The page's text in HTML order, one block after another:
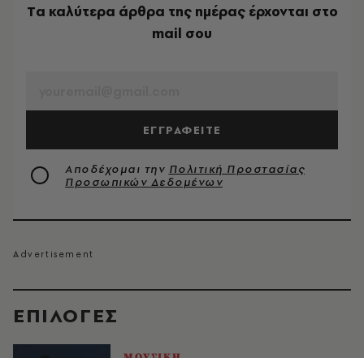
EΠΙΛΟΓΈΣ
Tα καλύτερα άρθρα της ημέρας έρχονται στο
mail σου
ΕΓΓΡΑΦΕΙΤΕ
Αποδέχομαι την Πολιτική Προστασίας
Προσωπικών Δεδομένων